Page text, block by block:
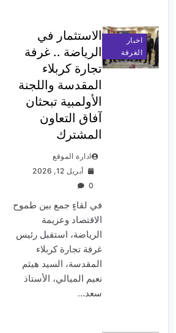
اخبار
الغرفة
الاستثمار في
الرياضة .. غرفة
تجارة كربلاء
المقدسة واللجنة
الأولمبية تبحثان
آفاق التعاون
المشترك
ادارة الموقع
أبريل 12, 2026
0
في لقاءٍ جمع بين طموح
الاقتصاد وعزيمة
الرياضة، استقبل رئيس
غرفة تجارة كربلاء
المقدسة، السيد هيثم
نعيم الميالي، الأستاذ
سعد…